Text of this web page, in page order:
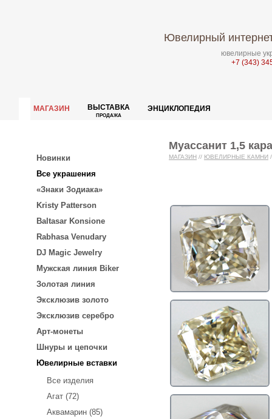
Ювелирный
ювелирные
+7 (343)
МАГАЗИН ВЫСТАВКА
ПРОДАЖА
ЭНЦИКЛОПЕДИЯ
Новинки
Все украшения
«Знаки Зодиака»
Kristy Patterson
Baltasar Konsione
Rabhasa Venudary
DJ Magic Jewelry
Мужская линия Biker
Золотая линия
Эксклюзив золото
Эксклюзив серебро
Арт-монеты
Шнуры и цепочки
Ювелирные вставки
Все изделия
Агат (72)
Аквамарин (85)
Муассанит 1,5
МАГАЗИН // ЮВЕЛИРНЫЕ КАМНИ